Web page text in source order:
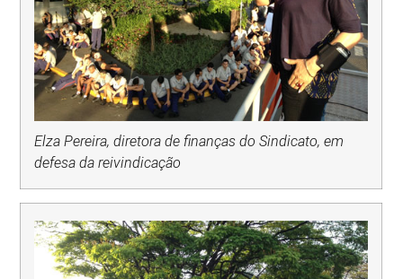
Elza Pereira, diretora de finanças do Sindicato, em
defesa da reivindicação